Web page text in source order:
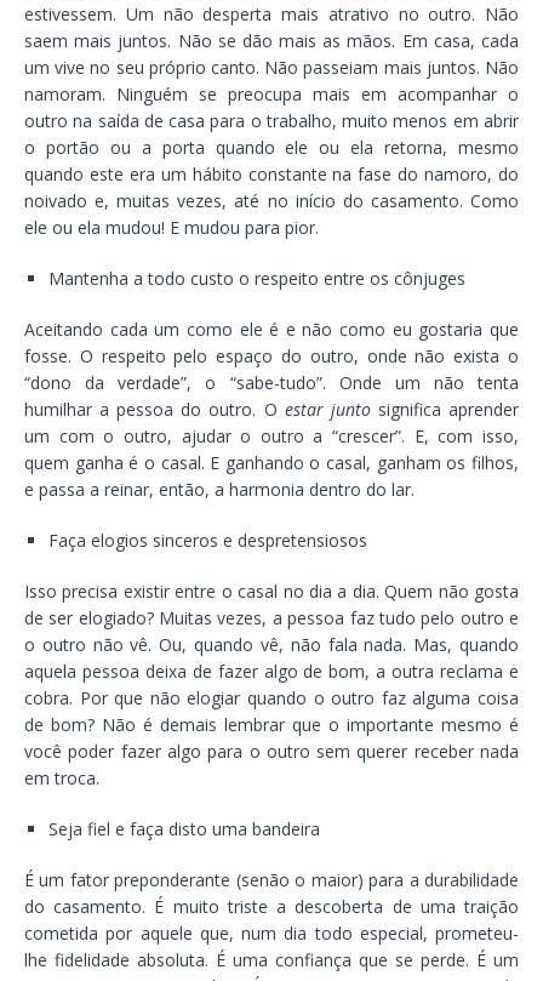
estivessem. Um não desperta mais atrativo no outro. Não
saem mais juntos. Não se dão mais as mãos. Em casa, cada
um vive no seu próprio canto. Não passeiam mais juntos. Não
namoram. Ninguém se preocupa mais em acompanhar o
outro na saída de casa para o trabalho, muito menos em abrir
o portão ou a porta quando ele ou ela retorna, mesmo
quando este era um hábito constante na fase do namoro, do
noivado e, muitas vezes, até no início do casamento. Como
ele ou ela mudou! E mudou para pior.
Mantenha a todo custo o respeito entre os cônjuges
Aceitando cada um como ele é e não como eu gostaria que
fosse. O respeito pelo espaço do outro, onde não exista o
“dono da verdade”, o “sabe-tudo”. Onde um não tenta
humilhar a pessoa do outro. O estar juntosignifica aprender
um com o outro, ajudar o outro a “crescer”. E, com isso,
quem ganha é o casal. E ganhando o casal, ganham os filhos,
e passa a reinar, então, a harmonia dentro do lar.
Faça elogios sinceros e despretensiosos
Isso precisa existir entre o casal no dia a dia. Quem não gosta
de ser elogiado? Muitas vezes, a pessoa faz tudo pelo outro e
o outro não vê. Ou, quando vê, não fala nada. Mas, quando
aquela pessoa deixa de fazer algo de bom, a outra reclama e
cobra. Por que não elogiar quando o outro faz alguma coisa
de bom? Não é demais lembrar que o importante mesmo é
você poder fazer algo para o outro sem querer receber nada
em troca.
Seja fiel e faça disto uma bandeira
É um fator preponderante (senão o maior) para a durabilidade
do casamento. É muito triste a descoberta de uma traição
cometida por aquele que, num dia todo especial, prometeu-
lhe fidelidade absoluta. É uma confiança que se perde. É um